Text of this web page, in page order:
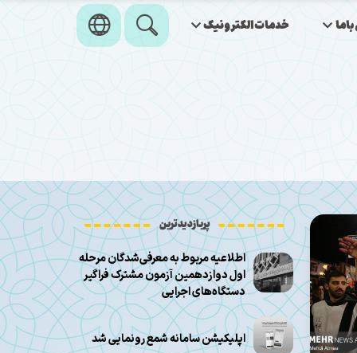
خدمات‌الکترونیک
پربازدیدترین
اطلاعیه مربوط به معرفی‌شدگان مرحله
اول دوازدهمین آزمون مشترک فراگیر
دستگاه‌های اجرایی
اپلیکیشن سامانه شمع رونمایی شد